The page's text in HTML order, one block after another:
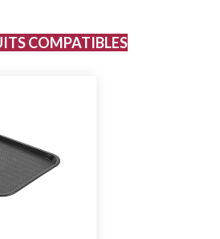
COMPATIBLES